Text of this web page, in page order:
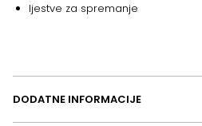
ljestve za spremanje
DODATNE INFORMACIJE